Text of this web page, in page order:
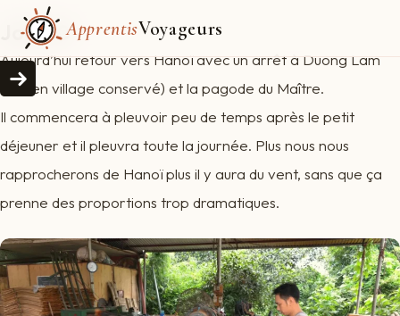
ApprentisVoyageurs
Jour 10
Aujourd’hui retour vers Hanoï avec un arrêt à Duong Lam
(ancien village conservé) et la pagode du Maître.
Il commencera à pleuvoir peu de temps après le petit
déjeuner et il pleuvra toute la journée. Plus nous nous
rapprocherons de Hanoï plus il y aura du vent, sans que ça
prenne des proportions trop dramatiques.